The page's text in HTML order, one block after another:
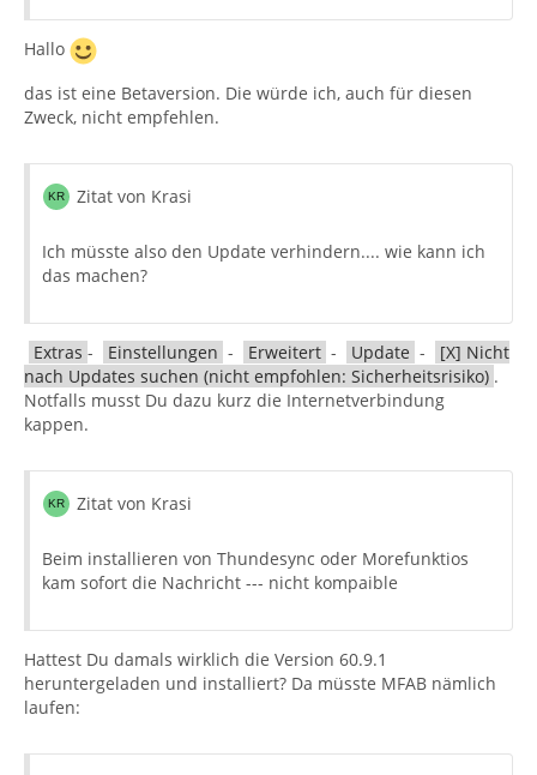
Hallo
das ist eine Betaversion. Die würde ich, auch für diesen
Zweck, nicht empfehlen.
Zitat von Krasi
Ich müsste also den Update verhindern.... wie kann ich
das machen?
Extras - Einstellungen - Erweitert - Update -
[X] Nicht
nach Updates suchen (nicht empfohlen: Sicherheitsrisiko) .
Notfalls musst Du dazu kurz die Internetverbindung
kappen.
Zitat von Krasi
Beim installieren von Thundesync oder Morefunktios
kam sofort die Nachricht --- nicht kompaible
Hattest Du damals wirklich die Version 60.9.1
heruntergeladen und installiert? Da müsste MFAB nämlich
laufen: